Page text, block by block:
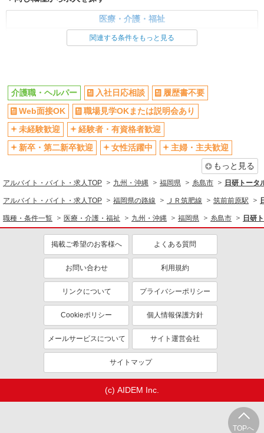
株式会社kotrio /●FK-H-2012220
通費全支給(ガソリン代含む)＞
福岡県糸島市 最寄り駅：美咲が丘駅
キープ
派遣社員
糸島市/未経験OK★誰かの支えになれる人に！
時給1450円〜2062円 ＜日払い有/週払い有/交
通費全支給(ガソリン代含む)＞
福岡県糸島市 最寄り駅：美咲が丘駅
キープ 詳細を見る
株式会社kotrio /●FK-H-2099766
介護は人生のサポーター。サ高住STAFF募
時給1450円〜2062円 ＜日払い有/週払い有/交
通費全支給(ガソリン代含む)＞
糸島市前原 ほか【最寄駅：筑前前原】
医療・介護・福祉
週2～3日勤務OK
深夜
交通費支給
社会保険あり
関連する条件をもっと見る
TOPへ
介護職・ヘルパー 入社日応相談
履歴書不要
Web面接OK
職場見学OKまたは説明会あり
未経験歓迎
経験者・有資格者歓迎
新卒・第二新卒歓迎
女性活躍中
主婦・主夫歓迎
もっと見る
アルバイト・バイト・求人TOP 九州・沖縄 福岡県 糸島市 日研トー
アルバイト・バイト・求人TOP 福岡県の路線 ＪＲ筑肥線 筑前前原駅
職種・条件一覧 医療・介護・福祉 九州・沖縄 福岡県 糸島市 日研
掲載ご希望のお客様へ よくある質問
お問い合わせ 利用規約
リンクについて プライバシーポリシー
Cookieポリシー 個人情報保護方針
メールサービスについて サイト運営会社
サイトマップ
(c) AIDEM Inc.